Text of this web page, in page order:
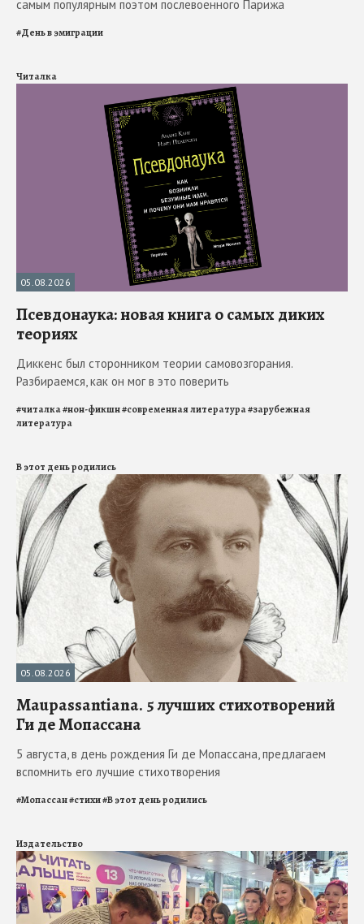
самым популярным поэтом послевоенного Парижа
#День в эмиграции
Читалка
05.08.2026
Псевдонаука: новая книга о самых диких
теориях
Диккенс был сторонником теории самовозгорания.
Разбираемся, как он мог в это поверить
#читалка#нон-фикшн#современная литература#зарубежная
литература
В этот день родились
05.08.2026
Maupassantiana. 5 лучших стихотворений
Ги де Мопассана
5 августа, в день рождения Ги де Мопассана, предлагаем
вспомнить его лучшие стихотворения
#Мопассан#стихи#В этот день родились
Издательство